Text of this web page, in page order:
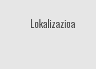
Lokalizazioa